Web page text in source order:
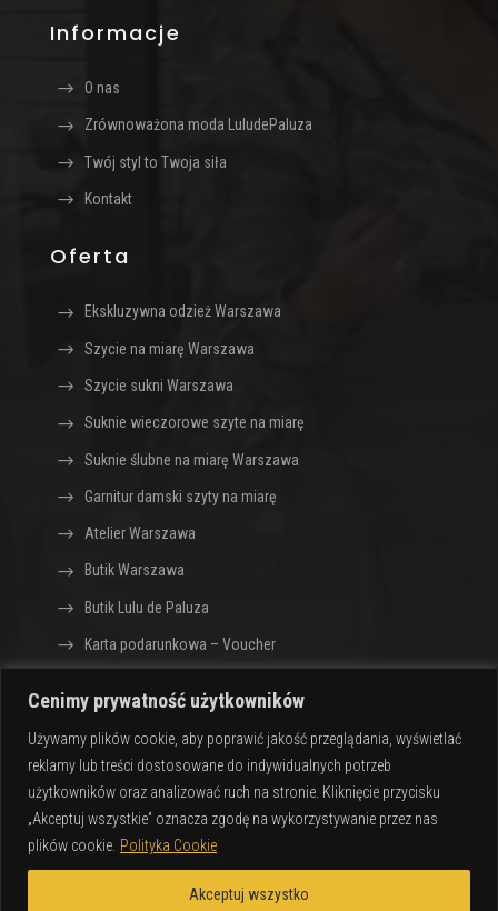
Cenimy prywatność użytkowników
Używamy plików cookie, aby poprawić jakość przeglądania, wyświetlać
reklamy lub treści dostosowane do indywidualnych potrzeb
użytkowników oraz analizować ruch na stronie. Kliknięcie przycisku
„Akceptuj wszystkie” oznacza zgodę na wykorzystywanie przez nas
plików cookie. Polityka Cookie
Akceptuj wszystko
Informacje
O nas
Zrównoważona moda LuludePaluza
Twój styl to Twoja siła
Kontakt
Oferta
Ekskluzywna odzież Warszawa
Szycie na miarę Warszawa
Szycie sukni Warszawa
Suknie wieczorowe szyte na miarę
Suknie ślubne na miarę Warszawa
Garnitur damski szyty na miarę
Atelier Warszawa
Butik Warszawa
Butik Lulu de Paluza
Karta podarunkowa – Voucher
Sklep z ekskluzywną odzieżą dla kobiet Lulu de
Paluza · Warszawa
Design by
CIK – Jarosław Gumkowski
Copywrite © 2023 byLulu de Paluza
Wszelkie prawa zastrzeżone